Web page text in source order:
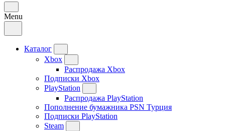
Menu
Каталог
Xbox
Распродажа Xbox
Подписки Xbox
PlayStation
Распродажа PlayStation
Пополнение бумажника PSN Турция
Подписки PlayStation
Steam